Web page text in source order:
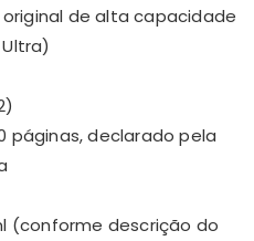
de alta capacidade
páginas, declarado pela
(conforme descrição do